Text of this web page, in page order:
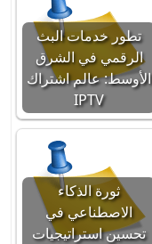
تطور خدمات البث
الرقمي في الشرق
الأوسط: عالم اشتراك
IPTV
ثورة الذكاء
الاصطناعي في
تحسين استراتيجيات